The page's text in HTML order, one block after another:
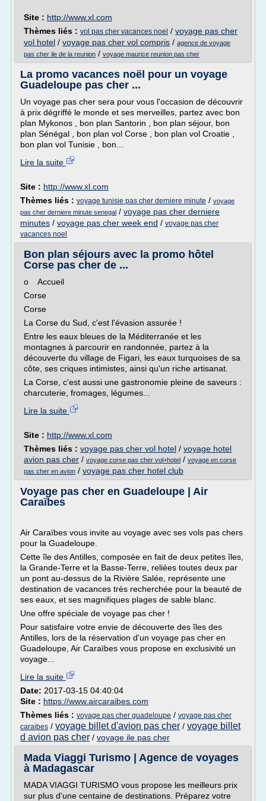
Site : http://www.xl.com
Thèmes liés : vol pas cher vacances noel / voyage pas cher
vol hotel / voyage pas cher vol compris / agence de voyage
pas cher ile de la reunion / voyage maurice reunion pas cher
La promo vacances noël pour un voyage
Guadeloupe pas cher ...
Un voyage pas cher sera pour vous l'occasion de découvrir
à prix dégriffé le monde et ses merveilles, partez avec bon
plan Mykonos , bon plan Santorin , bon plan séjour, bon
plan Sénégal , bon plan vol Corse , bon plan vol Croatie ,
bon plan vol Tunisie , bon...
Lire la suite
Site : http://www.xl.com
Thèmes liés : voyage tunisie pas cher derniere minute / voyage
pas cher derniere minute senegal / voyage pas cher derniere
minutes / voyage pas cher week end / voyage pas cher
vacances noel
Bon plan séjours avec la promo hôtel
Corse pas cher de ...
o Accueil
Corse
Corse
La Corse du Sud, c'est l'évasion assurée !
Entre les eaux bleues de la Méditerranée et les
montagnes à parcourir en randonnée, partez à la
découverte du village de Figari, les eaux turquoises de sa
côte, ses criques intimistes, ainsi qu'un riche artisanat.
La Corse, c'est aussi une gastronomie pleine de saveurs :
charcuterie, fromages, légumes...
Lire la suite
Site : http://www.xl.com
Thèmes liés : voyage pas cher vol hotel / voyage hotel
avion pas cher / voyage corse pas cher vol+hotel / voyage en corse
pas cher en avion / voyage pas cher hotel club
Voyage pas cher en Guadeloupe | Air
Caraïbes
Air Caraïbes vous invite au voyage avec ses vols pas chers
pour la Guadeloupe.
Cette île des Antilles, composée en fait de deux petites îles,
la Grande-Terre et la Basse-Terre, reliées toutes deux par
un pont au-dessus de la Rivière Salée, représente une
destination de vacances très recherchée pour la beauté de
ses eaux, et ses magnifiques plages de sable blanc.
Une offre spéciale de voyage pas cher !
Pour satisfaire votre envie de découverte des îles des
Antilles, lors de la réservation d'un voyage pas cher en
Guadeloupe, Air Caraïbes vous propose en exclusivité un
voyage...
Lire la suite
Date: 2017-03-15 04:40:04
Site : https://www.aircaraibes.com
Thèmes liés : voyage pas cher guadeloupe / voyage pas cher
caraibes / voyage billet d'avion pas cher / voyage billet
d avion pas cher / voyage ile pas cher
Mada Viaggi Turismo | Agence de voyages
à Madagascar
MADA VIAGGI TURISMO vous propose les meilleurs prix
sur plus d'une centaine de destinations. Préparez votre